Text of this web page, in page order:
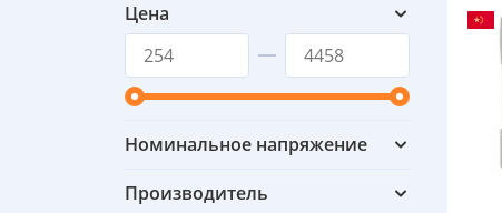
Цена
Номинальное напряжение
Производитель